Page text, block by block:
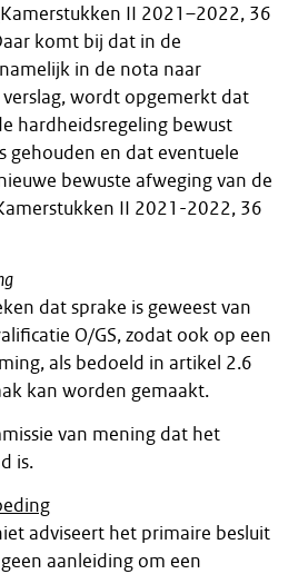
II 2021–2022, 36
komt bij dat in de
in de nota naar
wordt opgemerkt dat
hardheidsregeling bewust
gehouden en dat eventuele
bewuste afweging van de
II 2021-2022, 36
dat sprake is geweest van
O/GS, zodat ook op een
als bedoeld in artikel 2.6
kan worden gemaakt.
van mening dat het
is.
adviseert het primaire besluit
aanleiding om een